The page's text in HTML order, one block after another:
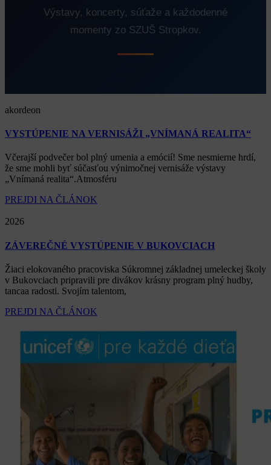
Výstavy, koncerty, súťaže a každodenné
momenty zo SZUŠ Stropkov.
akordeon
VYSTÚPENIE NA VERNISÁŽI „VNÍMANÁ REALITA“
Včerajší podvečer bol plný umenia a emócií! Sme nesmierne hrdí,
že sme mohli byť súčasťou výnimočnej vernisáže výstavy
„Vnímaná realita“.Atmosféru
PREJDI NA ČLÁNOK
2026
ZÁVEREČNÉ VYSTÚPENIE V BUKOVCIACH
Žiaci elokovaného pracoviska Súkromnej základnej umeleckej školy
v Bukovciach pripravili pre divákov krásny program plný hudby,
tancaa radosti. Svojím talentom,
PREJDI NA ČLÁNOK